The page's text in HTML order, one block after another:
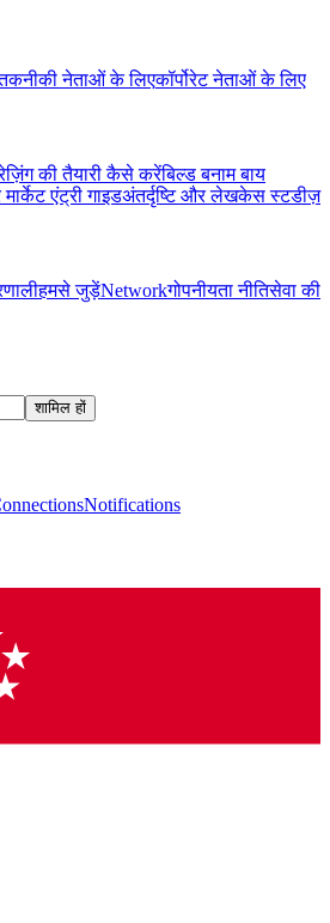
नेताओं के लिएकॉर्पोरेट नेताओं के लिए
की तैयारी कैसे करेंबिल्ड बनाम बाय
एंट्री गाइडअंतर्दृष्टि और लेखकेस स्टडीज़
हमसे जुड़ेंNetworkगोपनीयता नीतिसेवा की
शामिल हों
Notifications